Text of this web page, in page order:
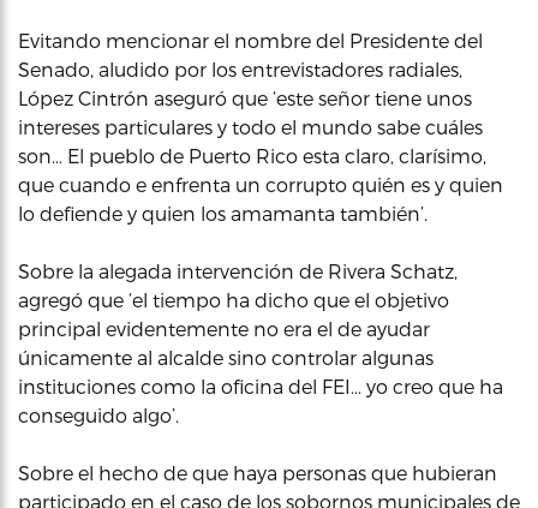
Evitando mencionar el nombre del Presidente del
Senado, aludido por los entrevistadores radiales,
López Cintrón aseguró que ‘este señor tiene unos
intereses particulares y todo el mundo sabe cuáles
son… El pueblo de Puerto Rico esta claro, clarísimo,
que cuando e enfrenta un corrupto quién es y quien
lo defiende y quien los amamanta también’.
Sobre la alegada intervención de Rivera Schatz,
agregó que ‘el tiempo ha dicho que el objetivo
principal evidentemente no era el de ayudar
únicamente al alcalde sino controlar algunas
instituciones como la oficina del FEI… yo creo que ha
conseguido algo’.
Sobre el hecho de que haya personas que hubieran
participado en el caso de los sobornos municipales de